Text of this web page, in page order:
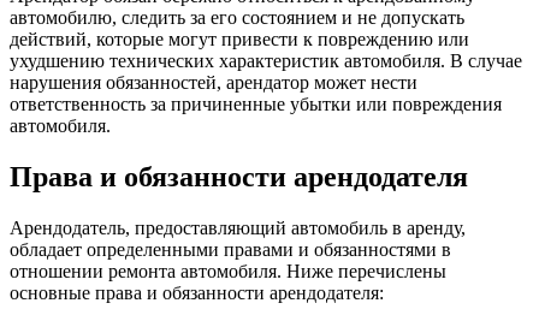
автомобилю, следить за его состоянием и не допускать
действий, которые могут привести к повреждению или
ухудшению технических характеристик автомобиля. В случае
нарушения обязанностей, арендатор может нести
ответственность за причиненные убытки или повреждения
автомобиля.
Права и обязанности арендодателя
Арендодатель, предоставляющий автомобиль в аренду,
обладает определенными правами и обязанностями в
отношении ремонта автомобиля. Ниже перечислены
основные права и обязанности арендодателя: